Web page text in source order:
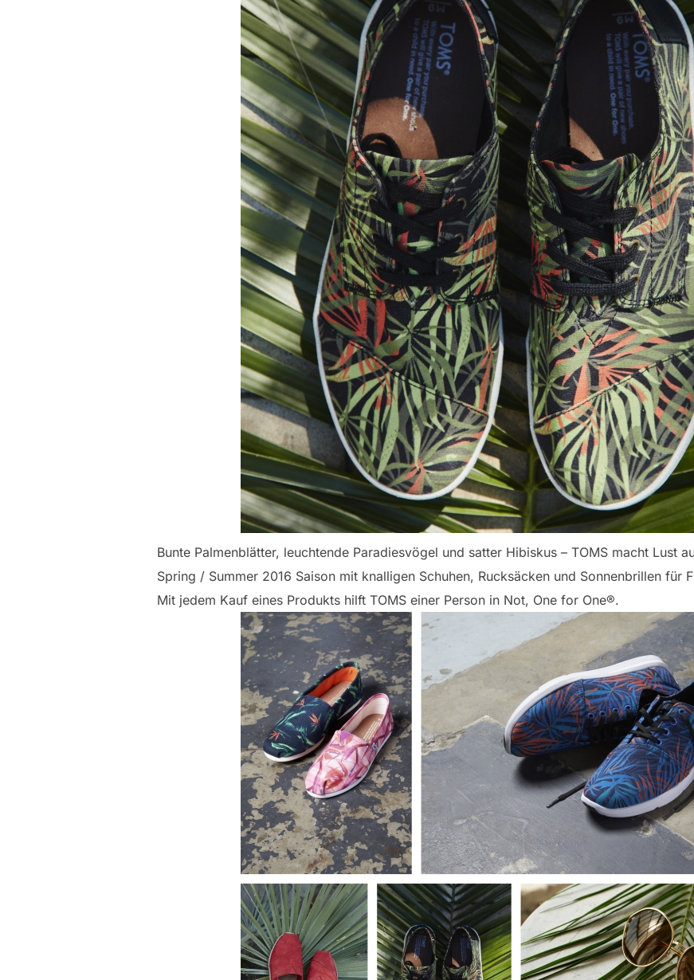
Bunte Palmenblätter, leuchtende Paradiesvögel und satter Hibiskus – TOMS macht Lust
Spring / Summer 2016 Saison mit knalligen Schuhen, Rucksäcken und Sonnenbrillen für
Mit jedem Kauf eines Produkts hilft TOMS einer Person in Not, One for One®.